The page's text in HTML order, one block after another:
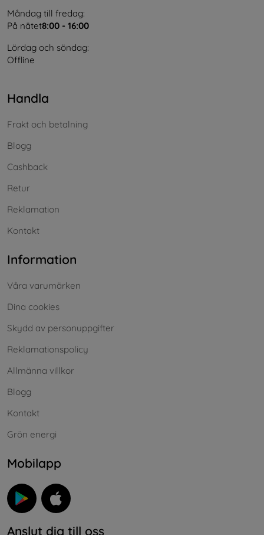
Måndag till fredag:
På nätet8:00 - 16:00
Lördag och söndag:
Offline
Handla
Frakt och betalning
Blogg
Cashback
Retur
Reklamation
Kontakt
Information
Våra varumärken
Dina cookies
Skydd av personuppgifter
Reklamationspolicy
Allmänna villkor
Blogg
Kontakt
Grön energi
Mobilapp
Anslut dig till oss